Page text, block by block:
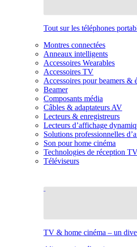
Tout sur les téléphones
Montres connectées
Anneaux intelligents
Accessoires Wearables
Accessoires TV
Accessoires pour beamers &
Beamer
Composants média
Câbles & adaptateurs AV
Lecteurs & enregistreurs
Lecteurs d’affichage
Solutions professionnelles
Son pour home cinéma
Technologies de réception
Téléviseurs
TV & home cinéma – un